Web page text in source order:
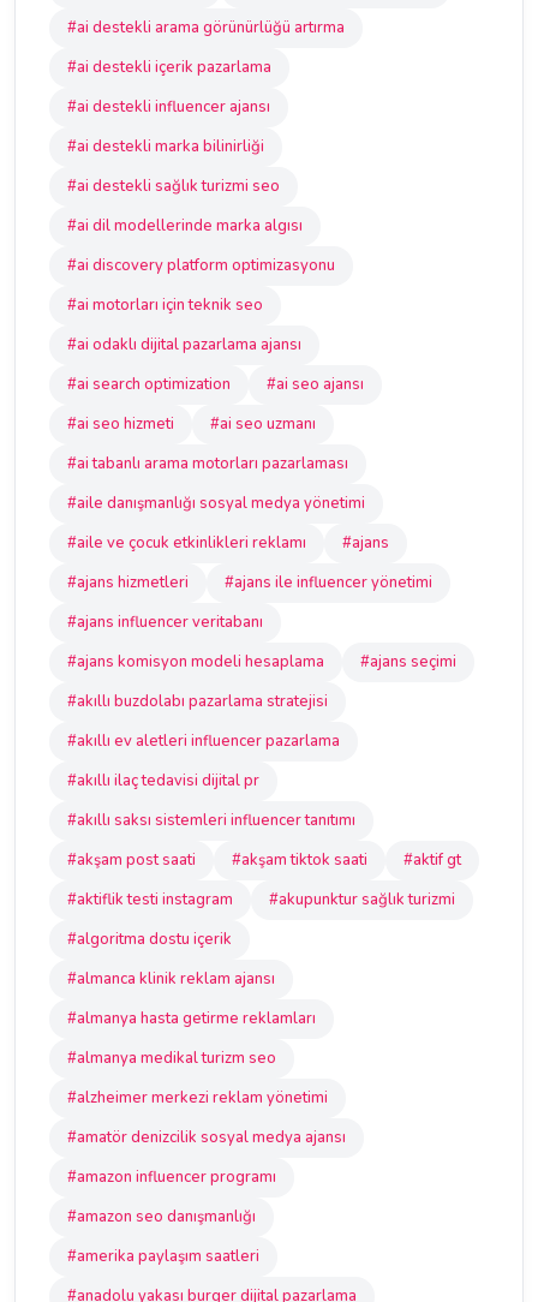
#ai destekli arama görünürlüğü artırma
#ai destekli içerik pazarlama
#ai destekli influencer ajansı
#ai destekli marka bilinirliği
#ai destekli sağlık turizmi seo
#ai dil modellerinde marka algısı
#ai discovery platform optimizasyonu
#ai motorları için teknik seo
#ai odaklı dijital pazarlama ajansı
#ai search optimization
#ai seo ajansı
#ai seo hizmeti
#ai seo uzmanı
#ai tabanlı arama motorları pazarlaması
#aile danışmanlığı sosyal medya yönetimi
#aile ve çocuk etkinlikleri reklamı
#ajans
#ajans hizmetleri
#ajans ile influencer yönetimi
#ajans influencer veritabanı
#ajans komisyon modeli hesaplama
#ajans seçimi
#akıllı buzdolabı pazarlama stratejisi
#akıllı ev aletleri influencer pazarlama
#akıllı ilaç tedavisi dijital pr
#akıllı saksı sistemleri influencer tanıtımı
#akşam post saati
#akşam tiktok saati
#aktif gt
#aktiflik testi instagram
#akupunktur sağlık turizmi
#algoritma dostu içerik
#almanca klinik reklam ajansı
#almanya hasta getirme reklamları
#almanya medikal turizm seo
#alzheimer merkezi reklam yönetimi
#amatör denizcilik sosyal medya ajansı
#amazon influencer programı
#amazon seo danışmanlığı
#amerika paylaşım saatleri
#anadolu yakası burger dijital pazarlama